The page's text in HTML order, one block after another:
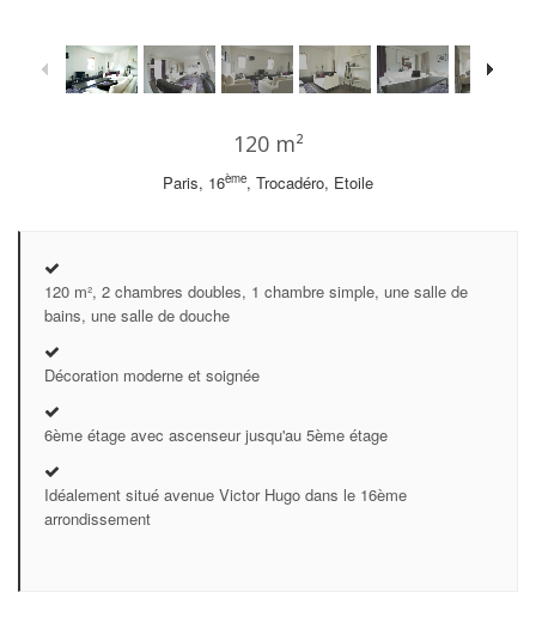
120 m²
Paris, 16ème, Trocadéro, Etoile
120 m², 2 chambres doubles, 1 chambre simple, une salle de
bains, une salle de douche
Décoration moderne et soignée
6ème étage avec ascenseur jusqu'au 5ème étage
Idéalement situé avenue Victor Hugo dans le 16ème
arrondissement